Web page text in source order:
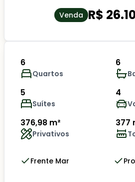
Venda R$
6
Quartos
6
5
Suítes
4
376,98 m²
Privativos
377
Frente Mar